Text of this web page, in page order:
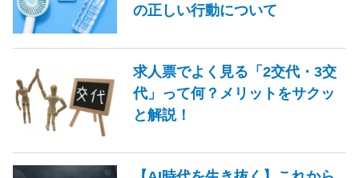
の正しい行動について
求人票でよく見る「2交代・3交
代」って何？メリットをサクッ
と解説！